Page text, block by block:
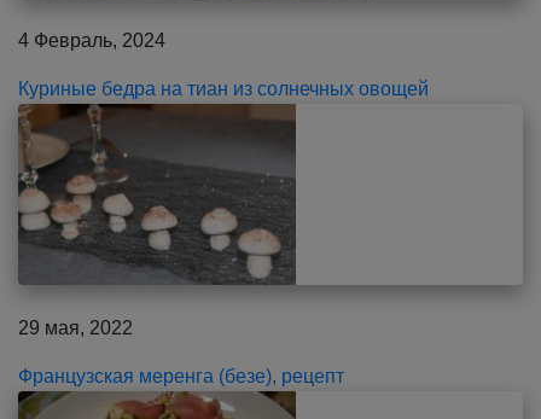
4 Февраль, 2024
Куриные бедра на тиан из солнечных овощей
29 мая, 2022
Французская меренга (безе), рецепт